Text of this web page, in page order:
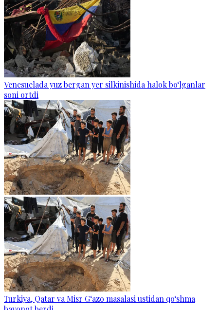
Venesuelada yuz bergan yer silkinishida halok bo‘lganlar
soni ortdi
Turkiya, Qatar va Misr G‘azo masalasi ustidan qo‘shma